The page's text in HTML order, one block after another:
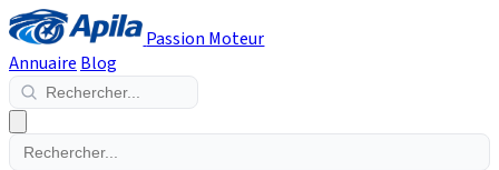
Passion Moteur
Annuaire Blog